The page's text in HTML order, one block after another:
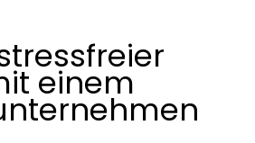
einem